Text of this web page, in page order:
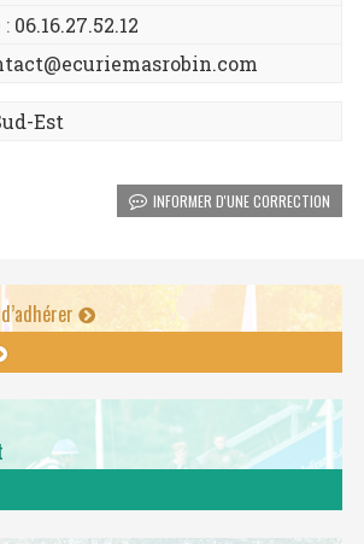
06.16.27.52.12
Est
INFORMER D'UNE CORRECTION